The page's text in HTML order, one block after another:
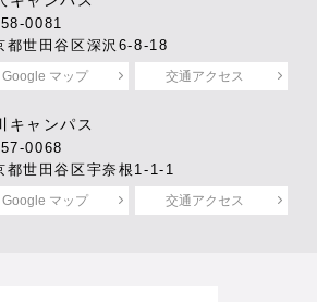
0081
都世田谷区深沢6-8-18
Google マップ 交通アクセス
キャンパス
0068
都世田谷区宇奈根1-1-1
Google マップ 交通アクセス